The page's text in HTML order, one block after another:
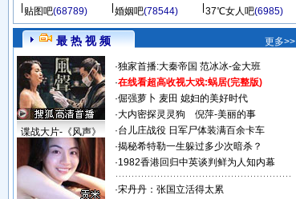
贴图吧(68789) 婚姻吧(78544) 37℃女人吧(6985)
最 热 视 频 更多>>
谍战大片-《风声》
·独家首播:大秦帝国 范冰冰-金大班
·在线看超高收视大戏:蜗居(完整版)
·倔强萝卜 麦田 媳妇的美好时代
·大内密探灵灵狗
倪萍-美丽的事
·台儿庄战役 日军尸体装满百余卡车
·揭秘希特勒一生躲过多少次暗杀？
·1982香港回归中英谈判鲜为人知内幕
·宋丹丹：张国立活得太累